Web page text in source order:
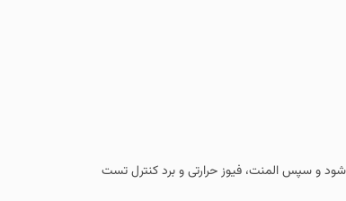
و سپس المنت، فیوز حرارتی و برد کنترل تست